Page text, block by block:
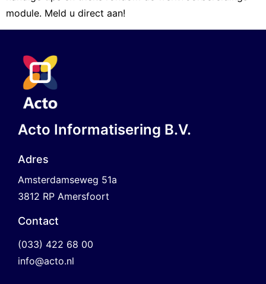
module. Meld u direct aan!
Acto Informatisering B.V.
Adres
Amsterdamseweg 51a
3812 RP Amersfoort
Contact
(033) 422 68 00
info@acto.nl